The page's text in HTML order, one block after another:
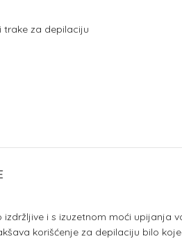
trake za depilaciju
i s izuzetnom moći upijanja
korišćenje za depilaciju bilo